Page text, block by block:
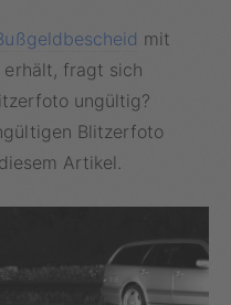
mit
erhält, fragt sich
ungültig?
Blitzerfoto
Artikel.